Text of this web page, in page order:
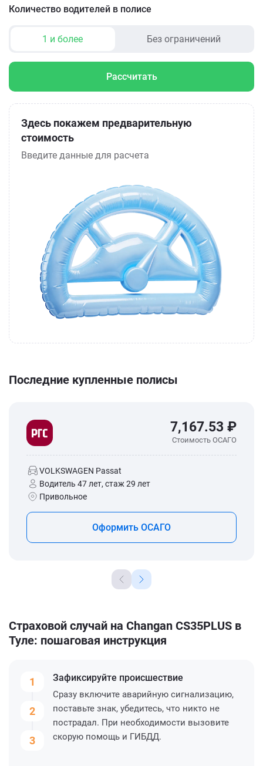
Количество водителей в полисе
1 и более Без ограничений
Рассчитать
Здесь покажем предварительную
стоимость
Введите данные для расчета
Последние купленные полисы
7,167.53 ₽
Стоимость ОСАГО
VOLKSWAGEN Passat
Водитель 47 лет, стаж 29 лет
Привольное
Оформить ОСАГО
Страховой случай на Changan CS35PLUS в
Туле: пошаговая инструкция
1
2
3
Зафиксируйте происшествие
Сразу включите аварийную сигнализацию,
поставьте знак, убедитесь, что никто не
пострадал. При необходимости вызовите
скорую помощь и ГИБДД.